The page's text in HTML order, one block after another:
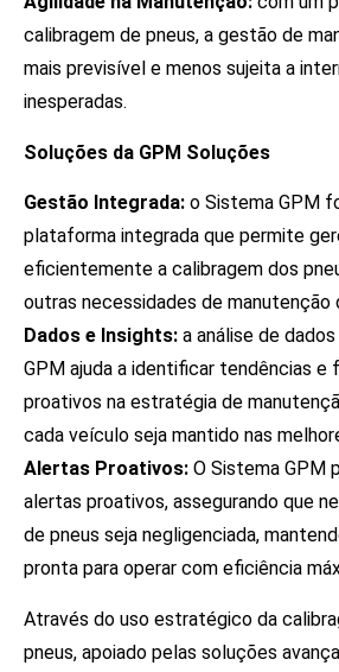
calibragem de pneus, a gestão de
mais previsível e menos sujeita a
inesperadas.
Soluções da GPM Soluções
Gestão Integrada: o Sistema GPM
plataforma integrada que permite
eficientemente a calibragem dos
outras necessidades de manutenção
Dados e Insights: a análise de
GPM ajuda a identificar tendências e
proativos na estratégia de
cada veículo seja mantido nas
Alertas Proativos: O Sistema GPM
alertas proativos, assegurando que
de pneus seja negligenciada,
pronta para operar com eficiência
Através do uso estratégico da
pneus, apoiado pelas soluções